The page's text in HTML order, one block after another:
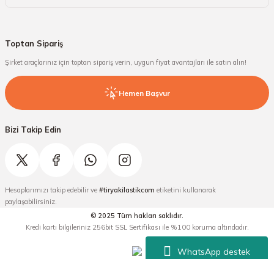
WhatsApp destek
Toptan Sipariş
Şirket araçlarınız için toptan sipariş verin, uygun fiyat avantajları ile satın alın!
Hemen Başvur
Bizi Takip Edin
Hesaplarımızı takip edebilir ve #tiryakilastikcom etiketini kullanarak
paylaşabilirsiniz.
© 2025 Tüm hakları saklıdır.
Kredi kartı bilgileriniz 256bit SSL Sertifikası ile %100 koruma altındadır.